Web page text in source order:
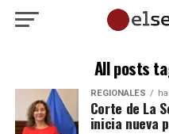
All posts
REGIONALES
Corte de La
inicia nueva